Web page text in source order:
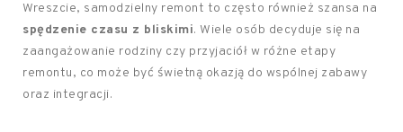
Wreszcie, samodzielny remont to często również szansa na
spędzenie czasu z bliskimi. Wiele osób decyduje się na
zaangażowanie rodziny czy przyjaciół w różne etapy
remontu, co może być świetną okazją do wspólnej zabawy
oraz integracji.